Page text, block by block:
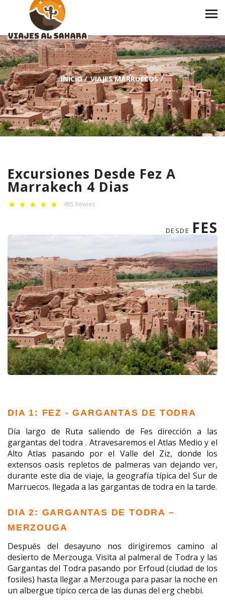
INICIO/ VIAJES MARRUECOS/
Excursiones Desde Fez A
Marrakech 4 Dias
485 Rewies
DESDE FES
DIA 1: FEZ - GARGANTAS DE TODRA
Día largo de Ruta saliendo de Fes dirección a las
gargantas del todra . Atravesaremos el Atlas Medio y el
Alto Atlas pasando por el Valle del Ziz, donde los
extensos oasis repletos de palmeras van dejando ver,
durante este dia de viaje, la geografía típica del Sur de
Marruecos. llegada a las gargantas de todra en la tarde.
DIA 2: GARGANTAS DE TODRA –
MERZOUGA
Después del desayuno nos dirigiremos camino al
desierto de Merzouga. Visita al palmeral de Todra y las
Gargantas del Todra pasando por Erfoud (ciudad de los
fosiles) hasta llegar a Merzouga para pasar la noche en
un albergue típico cerca de las dunas del erg chebbi.